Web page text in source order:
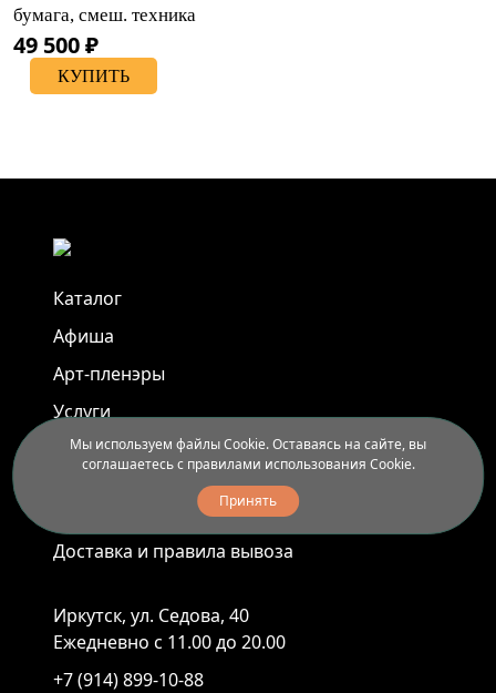
бумага, смеш. техника
49 500 ₽
КУПИТЬ
Каталог
Афиша
Арт-пленэры
Услуги
Новости
Доставка и правила вывоза
Иркутск, ул. Седова, 40
Ежедневно с 11.00 до 20.00
+7 (914) 899-10-88
Мы используем файлы Cookie. Оставаясь на сайте, вы
соглашаетесь с правилами использования Cookie.
Принять